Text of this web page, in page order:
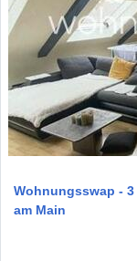
Wohnungsswap - 3
am Main